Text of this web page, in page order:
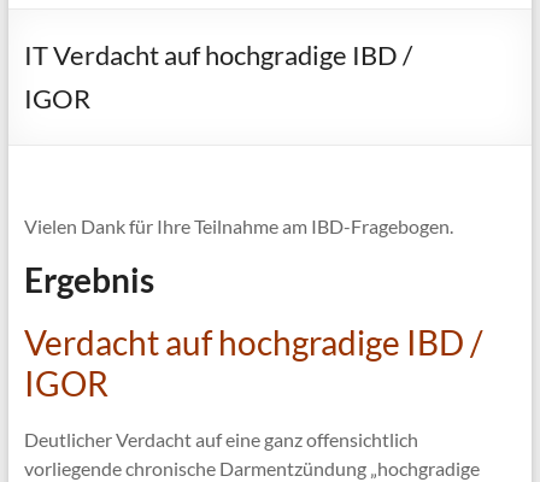
IT Verdacht auf hochgradige IBD /
IGOR
Vielen Dank für Ihre Teilnahme am IBD-Fragebogen.
Ergebnis
Verdacht auf hochgradige IBD /
IGOR
Deutlicher Verdacht auf eine ganz offensichtlich
vorliegende chronische Darmentzündung „hochgradige